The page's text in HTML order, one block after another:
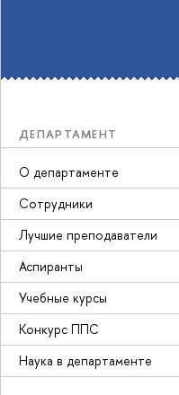
ДЕПАРТАМЕНТ
О департаменте
Сотрудники
Лучшие преподаватели
Аспиранты
Учебные курсы
Конкурс ППС
Наука в департаменте